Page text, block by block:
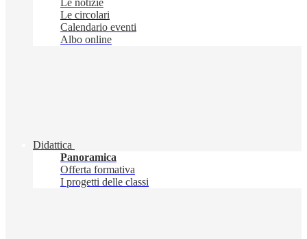
Le notizie
Le circolari
Calendario eventi
Albo online
Didattica
Panoramica
Offerta formativa
I progetti delle classi